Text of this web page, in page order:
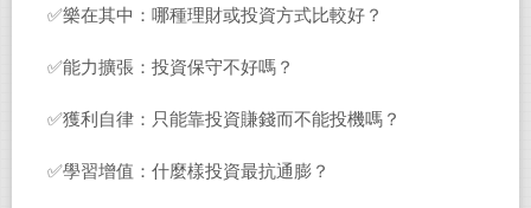
✅樂在其中：哪種理財或投資方式比較好？
✅能力擴張：投資保守不好嗎？
✅獲利自律：只能靠投資賺錢而不能投機嗎？
✅學習增值：什麼樣投資最抗通膨？